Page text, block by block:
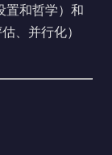
和哲学）和
、并行化）